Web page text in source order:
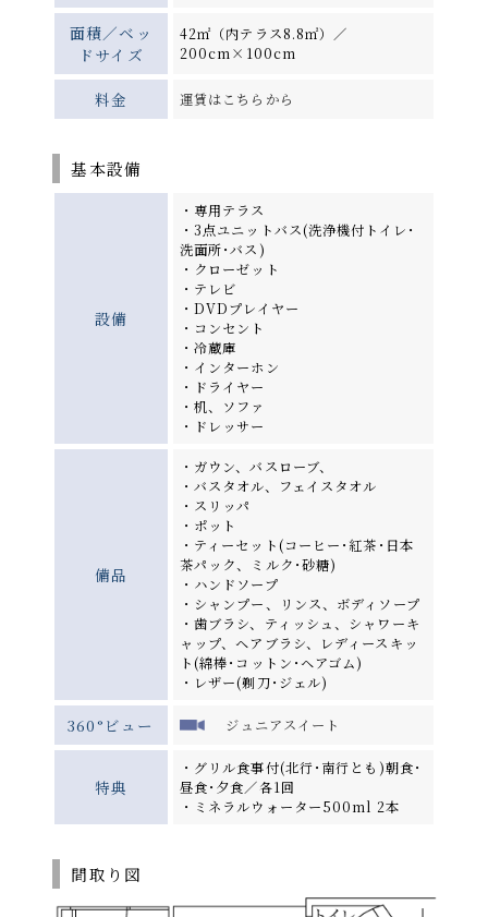
面積／ベッ
ドサイズ
42㎡（内テラス8.8㎡）／
200cm×100cm
料金 運賃はこちらから
基本設備
設備
・専用テラス
・3点ユニットバス(洗浄機付トイレ･
洗面所･バス)
・クローゼット
・テレビ
・DVDプレイヤー
・コンセント
・冷蔵庫
・インターホン
・ドライヤー
・机、ソファ
・ドレッサー
備品
・ガウン、バスローブ、
・バスタオル、フェイスタオル
・スリッパ
・ポット
・ティーセット(コーヒー･紅茶･日本
茶パック、ミルク･砂糖)
・ハンドソープ
・シャンプー、リンス、ボディソープ
・歯ブラシ、ティッシュ、シャワーキ
ャップ、ヘアブラシ、レディースキッ
ト(綿棒･コットン･ヘアゴム)
・レザー(剃刀･ジェル)
360°ビュー ジュニアスイート
特典
・グリル食事付(北行･南行とも)朝食･
昼食･夕食／各1回
・ミネラルウォーター500ml 2本
間取り図